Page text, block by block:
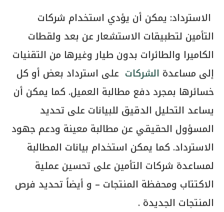
الاسترداد: يمكن أن يؤدي استخدام شركات
التأمين لتطبيقات الاستشعار عن بعد ولقطات
الكاميرا والطائرات بدون طيار وغيرها من التقنيات
إلى مساعدة الشركات على استرداد بعض أو كل
خسائرها بمجرد دفع مطالبة العميل. كما يمكن أن
يساعد التحليل الدقيق للبيانات على تحديد
المسؤول الحقيقي عن مطالبة معينة ودعم جهود
الاسترداد. كما يمكن استخدام بيانات المطالبة
لمساعدة شركات التأمين على تحسين عملية
الاكتتاب ومحفظة المنتجات – و أيضاً تحديد فرص
المنتجات الجديدة .